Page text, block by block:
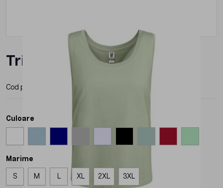
Tricou Roly Nara Dama
Cod produs:
Culoare
Marime
S M XL 2XL 3XL